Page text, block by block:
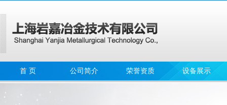
首 页 公司简介 荣誉资质 设备展示